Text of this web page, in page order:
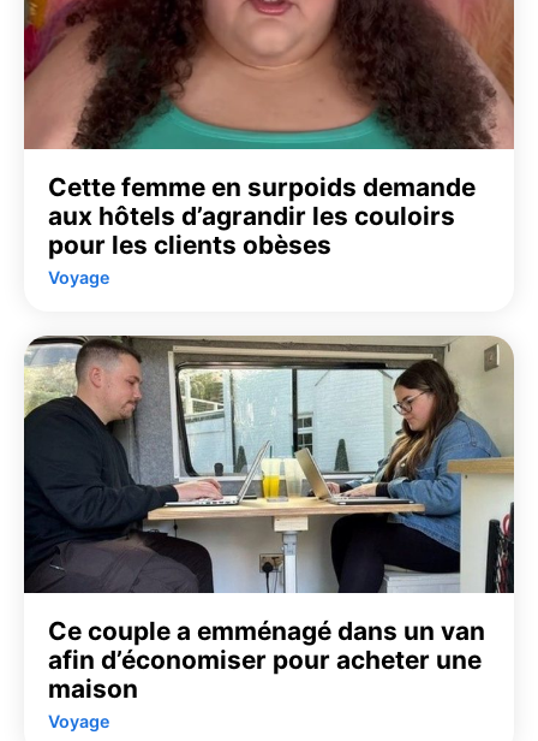
Cette femme en surpoids demande
aux hôtels d’agrandir les couloirs
pour les clients obèses
Voyage
Ce couple a emménagé dans un van
afin d’économiser pour acheter une
maison
Voyage